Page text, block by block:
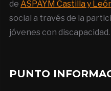
de ASPAYM Castilla y
social a través de la
jóvenes con discapacidad.
PUNTO